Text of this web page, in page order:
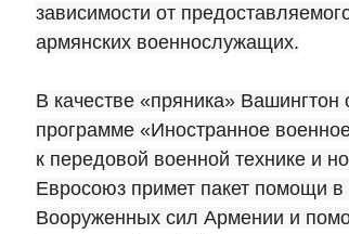
зависимости от
армянских военнослужащих.
В качестве «пряника»
программе «Иностранное
к передовой военной технике и
Евросоюз примет пакет помощи
Вооруженных сил Армении и